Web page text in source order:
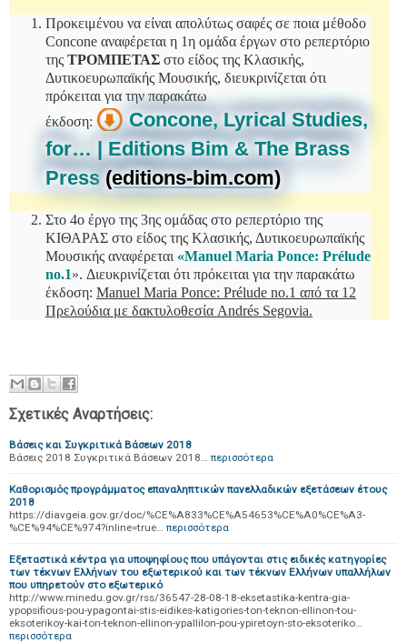
Προκειμένου να είναι απολύτως σαφές σε ποια μέθοδο
Concone αναφέρεται η 1η ομάδα έργων στο ρεπερτόριο
της ΤΡΟΜΠΕΤΑΣ στο είδος της Κλασικής,
Δυτικοευρωπαϊκής Μουσικής, διευκρινίζεται ότι
πρόκειται για την παρακάτω
έκδοση:
Concone, Lyrical Studies,
for… | Editions Bim & The Brass
Press(editions-bim.com)
Στο 4ο έργο της 3ης ομάδας στο ρεπερτόριο της
ΚΙΘΑΡΑΣ στο είδος της Κλασικής, Δυτικοευρωπαϊκής
Μουσικής αναφέρεται «Manuel Maria Ponce: Prélude
no.1». Διευκρινίζεται ότι πρόκειται για την παρακάτω
έκδοση: Manuel Maria Ponce: Prélude no.1 από τα 12
Πρελούδια με δακτυλοθεσία Andrés Segovia.
Σχετικές Αναρτήσεις:
Βάσεις και Συγκριτικά Βάσεων 2018
Βάσεις 2018 Συγκριτικά Βάσεων 2018… περισσότερα
Καθορισμός προγράμματος επαναληπτικών πανελλαδικών εξετάσεων έτους
2018
https://diavgeia.gov.gr/doc/%CE%A833%CE%A54653%CE%A0%CE%A3-
%CE%94%CE%974?inline=true… περισσότερα
Εξεταστικά κέντρα για υποψηφίους που υπάγονται στις ειδικές κατηγορίες
των τέκνων Ελλήνων του εξωτερικού και των τέκνων Ελλήνων υπαλλήλων
που υπηρετούν στο εξωτερικό
http://www.minedu.gov.gr/rss/36547-28-08-18-eksetastika-kentra-gia-
ypopsifious-pou-ypagontai-stis-eidikes-katigories-ton-teknon-ellinon-tou-
eksoterikoy-kai-ton-teknon-ellinon-ypallilon-pou-ypiretoyn-sto-eksoteriko…
περισσότερα